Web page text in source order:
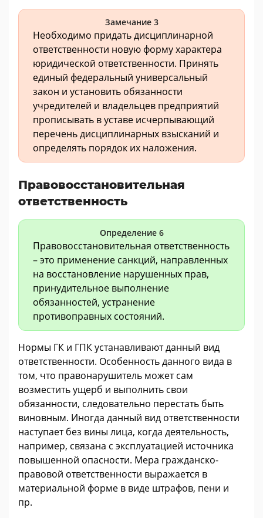
Замечание 3
Необходимо придать дисциплинарной
ответственности новую форму характера
юридической ответственности. Принять
единый федеральный универсальный
закон и установить обязанности
учредителей и владельцев предприятий
прописывать в уставе исчерпывающий
перечень дисциплинарных взысканий и
определять порядок их наложения.
Правовосстановительная
ответственность
Определение 6
Правовосстановительная ответственность
– это применение санкций, направленных
на восстановление нарушенных прав,
принудительное выполнение
обязанностей, устранение
противоправных состояний.
Нормы ГК и ГПК устанавливают данный вид
ответственности. Особенность данного вида в
том, что правонарушитель может сам
возместить ущерб и выполнить свои
обязанности, следовательно перестать быть
виновным. Иногда данный вид ответственности
наступает без вины лица, когда деятельность,
например, связана с эксплуатацией источника
повышенной опасности. Мера гражданско-
правовой ответственности выражается в
материальной форме в виде штрафов, пени и
пр.